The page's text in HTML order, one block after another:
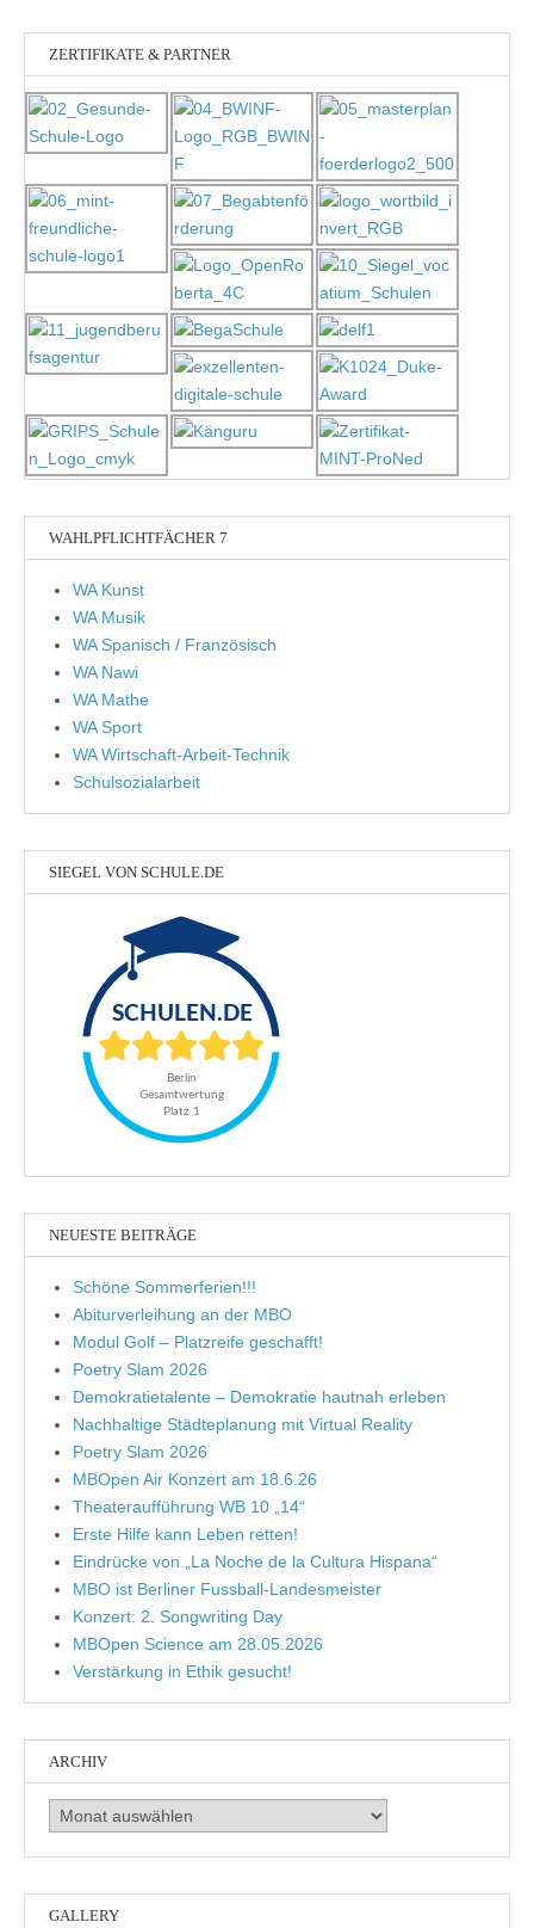
ZERTIFIKATE & PARTNER
WAHLPFLICHTFÄCHER 7
WA Kunst
WA Musik
WA Spanisch / Französisch
WA Nawi
WA Mathe
WA Sport
WA Wirtschaft-Arbeit-Technik
Schulsozialarbeit
SIEGEL VON SCHULE.DE
NEUESTE BEITRÄGE
Schöne Sommerferien!!!
Abiturverleihung an der MBO
Modul Golf – Platzreife geschafft!
Poetry Slam 2026
Demokratietalente – Demokratie hautnah erleben
Nachhaltige Städteplanung mit Virtual Reality
Poetry Slam 2026
MBOpen Air Konzert am 18.6.26
Theateraufführung WB 10 „14“
Erste Hilfe kann Leben retten!
Eindrücke von „La Noche de la Cultura Hispana“
MBO ist Berliner Fussball-Landesmeister
Konzert: 2. Songwriting Day
MBOpen Science am 28.05.2026
Verstärkung in Ethik gesucht!
ARCHIV
Archiv
GALLERY